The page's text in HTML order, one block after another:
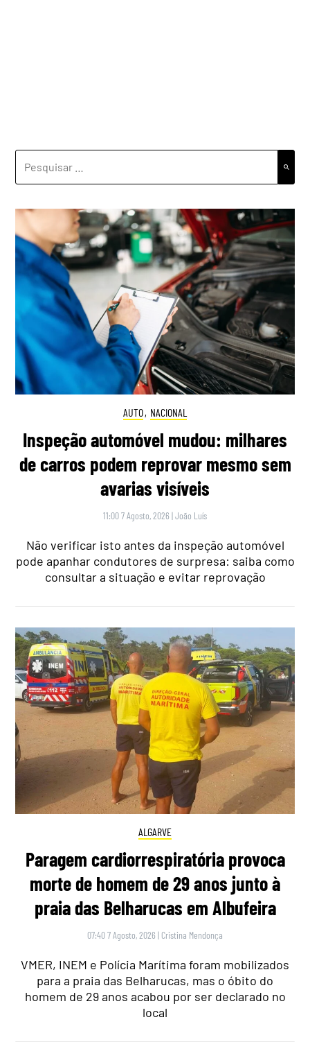
POR:
AUTO, NACIONAL
Inspeção automóvel mudou: milhares
de carros podem reprovar mesmo sem
avarias visíveis
11:00 7 Agosto, 2026 |João Luís
Não verificar isto antes da inspeção automóvel
pode apanhar condutores de surpresa: saiba como
consultar a situação e evitar reprovação
ALGARVE
Paragem cardiorrespiratória provoca
morte de homem de 29 anos junto à
praia das Belharucas em Albufeira
07:40 7 Agosto, 2026 | Cristina Mendonça
VMER, INEM e Polícia Marítima foram mobilizados
para a praia das Belharucas, mas o óbito do
homem de 29 anos acabou por ser declarado no
local